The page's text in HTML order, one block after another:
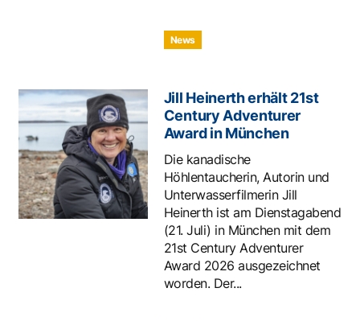
News
Jill Heinerth erhält 21st
Century Adventurer
Award in München
Die kanadische
Höhlentaucherin, Autorin und
Unterwasserfilmerin Jill
Heinerth ist am Dienstagabend
(21. Juli) in München mit dem
21st Century Adventurer
Award 2026 ausgezeichnet
worden. Der...